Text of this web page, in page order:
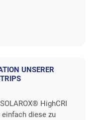
UNSERER
HighCRI
einfach diese zu